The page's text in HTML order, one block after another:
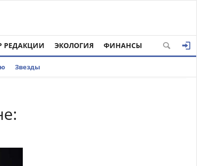
РЕДАКЦИИ ЭКОЛОГИЯ ФИНАНСЫ
Звезды